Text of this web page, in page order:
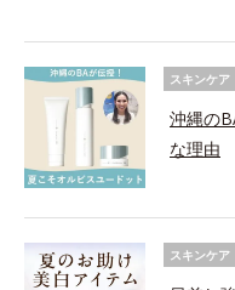
スキンケア
沖縄の
な理由
スキンケア